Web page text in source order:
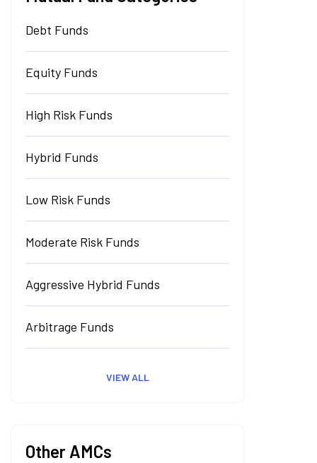
Debt Funds
Equity Funds
High Risk Funds
Hybrid Funds
Low Risk Funds
Moderate Risk Funds
Aggressive Hybrid Funds
Arbitrage Funds
VIEW ALL
Other AMCs